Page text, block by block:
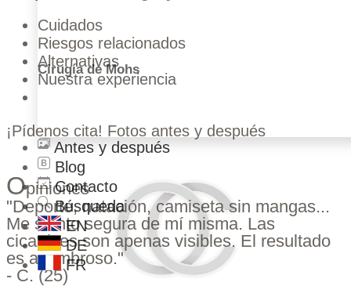
Cirugía de Mohs
Antes y después
Blog
Contacto
Búsqueda
EN
DE
FR
Cuidados
Riesgos relacionados
Alternativas
Nuestra experiencia
¡Pídenos cita! Fotos antes y después
Opiniones
"Deporte, natación, camiseta sin mangas...
Me siento segura de mí misma. Las
cicatrices son apenas visibles. El resultado
es asombroso."
- C. (25)